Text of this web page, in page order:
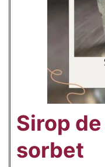
Sirop
sorbet